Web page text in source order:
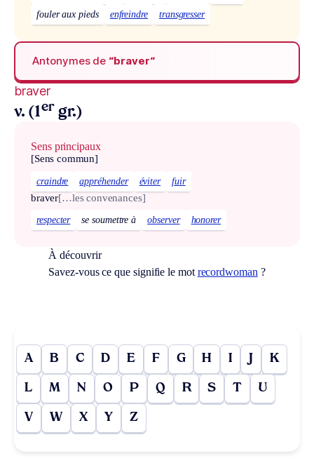
fouler aux pieds
enfreindre transgresser
Antonymes de “braver“
braver
v. (1er gr.)
Sens principaux
[Sens commun]
craindre appréhender éviter fuir
braver[…les convenances]
respecter se soumettre à observer honorer
À découvrir
Savez-vous ce que signifie le motrecordwoman?
A B C D E F G H I J K
L M N O P Q R S T U
V W X Y Z